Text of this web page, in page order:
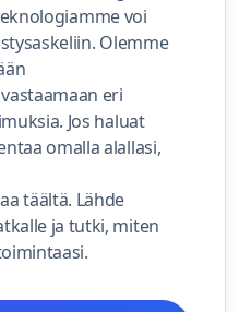
voi
Olemme
eri
Jos haluat
omalla alallasi,
täältä. Lähde
ja tutki, miten